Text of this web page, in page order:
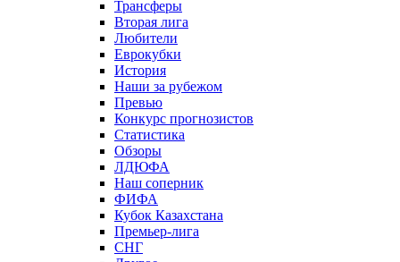
Трансферы
Вторая лига
Любители
Еврокубки
История
Наши за рубежом
Превью
Конкурс прогнозистов
Статистика
Обзоры
ЛДЮФА
Наш соперник
ФИФА
Кубок Казахстана
Премьер-лига
СНГ